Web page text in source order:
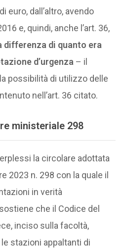
euro, dall’altro, avendo
e, quindi, anche l’art. 36,
differenza di quanto era
d’urgenza – il
possibilità di utilizzo delle
nell’art. 36 citato.
ministeriale 298
la circolare adottata
2023 n. 298 con la quale il
in verità
che il Codice del
inciso sulla facoltà,
stazioni appaltanti di